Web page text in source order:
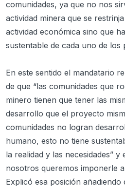
comunidades, ya que no nos
actividad minera que se
actividad económica sino que
sustentable de cada uno de los
En este sentido el mandatario
de que “las comunidades que
minero tienen que tener las
desarrollo que el proyecto
comunidades no logran
humano, esto no tiene
la realidad y las necesidades” y
nosotros queremos imponerle
Explicó esa posición